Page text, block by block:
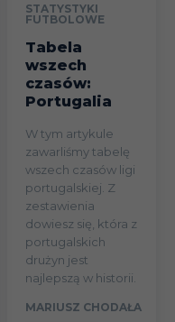
STATYSTYKI
FUTBOLOWE
Tabela
wszech
czasów:
Portugalia
W tym artykule
zawarliśmy tabelę
wszech czasów ligi
portugalskiej. Z
zestawienia
dowiesz się, która z
portugalskich
drużyn jest
najlepszą w historii.
MARIUSZ CHODAŁA